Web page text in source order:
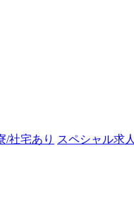
/社宅あり スペシャル求人